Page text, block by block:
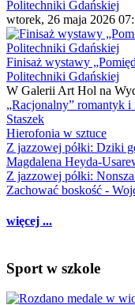
wtorek, 26 maja 2026
Finisaż wystawy
Politechniki Gdańskiej
W Galerii Art Hol na
„Racjonalny” romantyk
Staszek
Hierofonia w sztuce
Z jazzowej półki: Dziki
Magdalena Heyda-
Z jazzowej półki:
Zachować boskość -
więcej ...
Sport w szkole